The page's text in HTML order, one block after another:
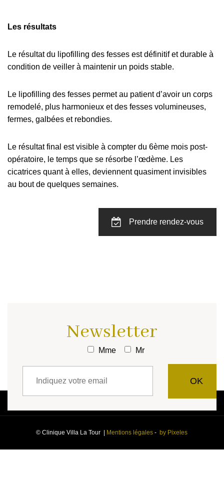
Les résultats
Le résultat du lipofilling des fesses est définitif et durable à
condition de veiller à maintenir un poids stable.
Le lipofilling des fesses permet au patient d’avoir un corps
remodelé, plus harmonieux et des fesses volumineuses,
fermes, galbées et rebondies.
Le résultat final est visible à compter du 6ème mois post-
opératoire, le temps que se résorbe l’œdème. Les
cicatrices quant à elles, deviennent quasiment invisibles
au bout de quelques semaines.
Prendre rendez-vous
Newsletter
Mme Mr
© Clinique Villa La Tour | Mentions légales - by Pixeles